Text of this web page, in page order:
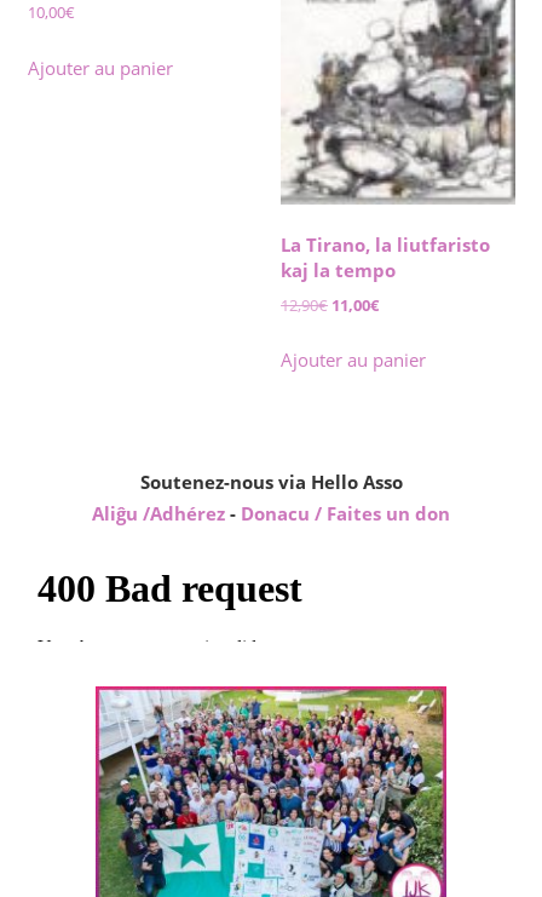
10,00€
Ajouter au panier
La Tirano, la liutfaristo
kaj la tempo
12,90€ Le
initial
11,00€Le
actuel
Ajouter au panier
Soutenez-nous via Hello Asso
Aliĝu /Adhérez - Donacu / Faites un don